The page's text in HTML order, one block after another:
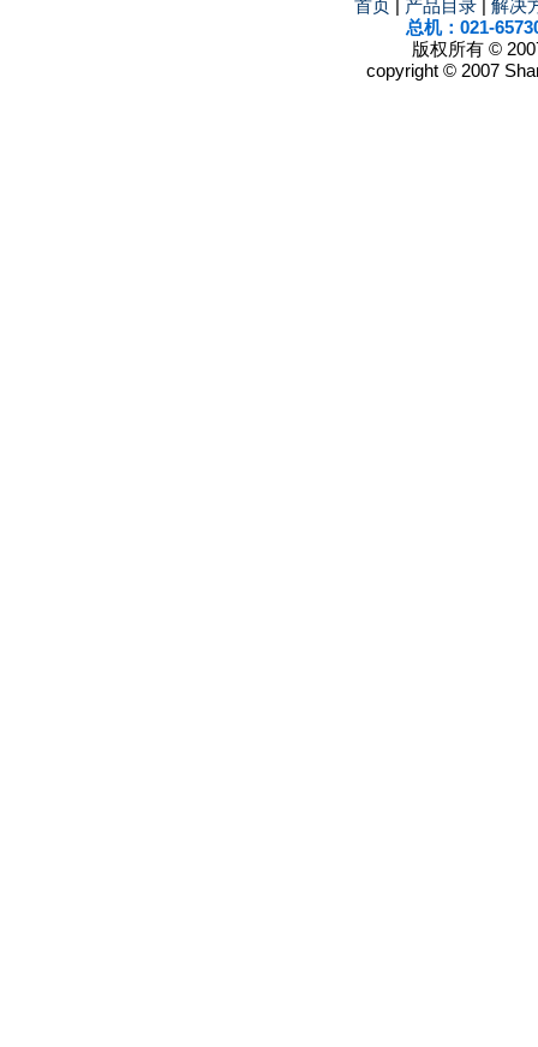
首页 产品目录
解决
总机：021-
版权所有 ©
copyright © 2007